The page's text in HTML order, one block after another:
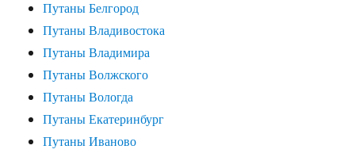
Путаны Белгород
Путаны Владивостока
Путаны Владимира
Путаны Волжского
Путаны Вологда
Путаны Екатеринбург
Путаны Иваново